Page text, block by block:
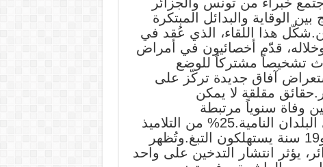
الوقاية والبدائل المبتكرة
هذا اللقاء، الذي عُقد في
الطبي. وخلاله، قدّم أخصائيون في أمراض
تشخيصاً مشتركاً للوضع
آفاق جديدة تركّز على
مقلقة لا يمكن
مليار مدخن حول العالم.8 ملايين وفاة سنوياً مرتبطة
بالتدخين.80% من هذه الوفيات تُسجَّل في البلدان النامية.25% من التلاميذ
الجزائريين الذين تتراوح أعمارهم بين 11 و19 سنة يستهلكون التبغ.وتُظهر
يؤثر انتشار التدخين على واحد